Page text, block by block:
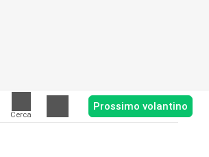
Cerca
Prossimo volantino